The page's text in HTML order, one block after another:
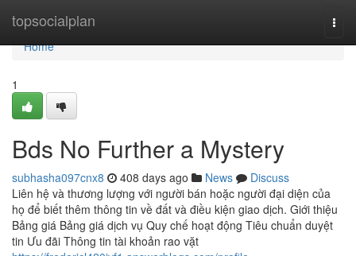
topsocialplan
Home
Home
1
Bds No Further a Mystery
subhasha097cnx8 408 days ago News
Discuss
Liên hệ và thương lượng với người bán hoặc người đại diện của
họ để biết thêm thông tin về đất và điều kiện giao dịch. Giới thiệu
Bảng giá Bảng giá dịch vụ Quy chế hoạt động Tiêu chuẩn duyệt
tin Ưu đãi Thông tin tài khoản rao vặt